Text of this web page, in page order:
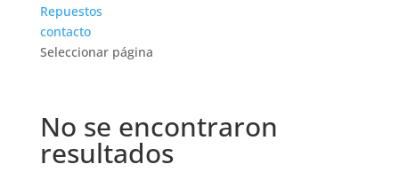
Repuestos
contacto
Seleccionar página
No se encontraron
resultados